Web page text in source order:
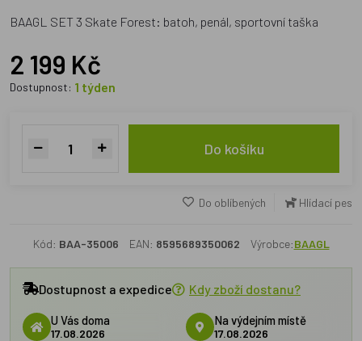
BAAGL SET 3 Skate Forest: batoh, penál, sportovní taška
2 199 Kč
Dostupnost: 1 týden
Do košíku
Do oblíbených Hlídací pes
Kód: BAA-35006 EAN: 8595689350062 Výrobce:BAAGL
Dostupnost a expedice Kdy zboží dostanu?
U Vás doma
17.08.2026
Na výdejním místě
17.08.2026